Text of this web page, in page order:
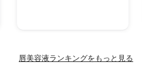
唇美容液ランキングをもっと見る